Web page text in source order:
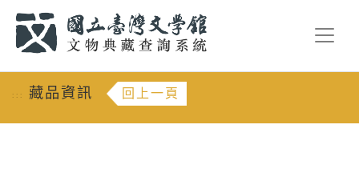
::: 藏品資訊 回上一頁